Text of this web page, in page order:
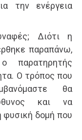
την ενέργεια
Διότι η
παραπάνω,
παρατηρητής
Ο τρόπος που
θα
και να
φυσική δομή που